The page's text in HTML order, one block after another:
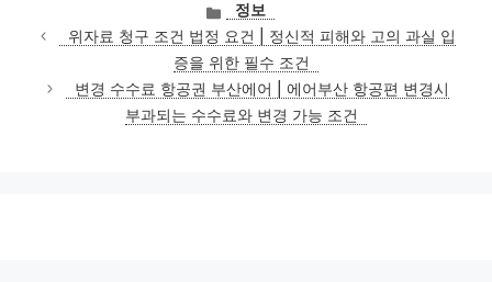
카
테
고
리
정보
위자료 청구 조건 법정 요건 | 정신적 피해와 고의 과실 입
증을 위한 필수 조건
변경 수수료 항공권 부산에어 | 에어부산 항공편 변경시
부과되는 수수료와 변경 가능 조건